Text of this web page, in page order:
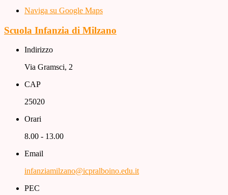
Naviga su Google Maps
Scuola Infanzia di Milzano
Indirizzo
Via Gramsci, 2
CAP
25020
Orari
8.00 - 13.00
Email
infanziamilzano@icpralboino.edu.it
PEC